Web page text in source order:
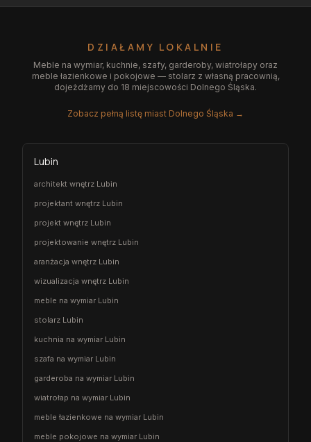
DZIAŁAMY LOKALNIE
Meble na wymiar, kuchnie, szafy, garderoby, wiatrołapy oraz
meble łazienkowe i pokojowe — stolarz z własną pracownią,
dojeżdżamy do 18 miejscowości Dolnego Śląska.
Zobacz pełną listę miast Dolnego Śląska →
Lubin
architekt wnętrz Lubin
projektant wnętrz Lubin
projekt wnętrz Lubin
projektowanie wnętrz Lubin
aranżacja wnętrz Lubin
wizualizacja wnętrz Lubin
meble na wymiar Lubin
stolarz Lubin
kuchnia na wymiar Lubin
szafa na wymiar Lubin
garderoba na wymiar Lubin
wiatrołap na wymiar Lubin
meble łazienkowe na wymiar Lubin
meble pokojowe na wymiar Lubin